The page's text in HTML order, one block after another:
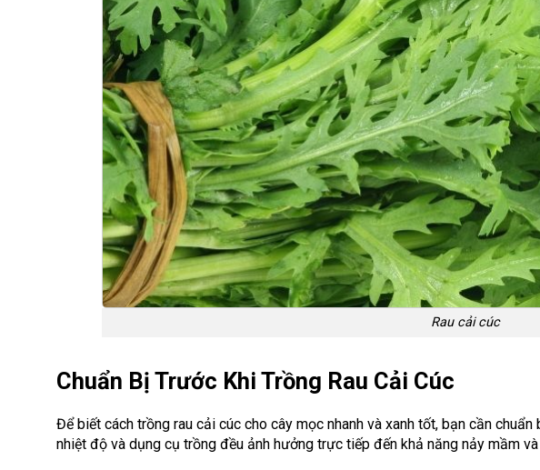
Rau cải cúc
Chuẩn Bị Trước Khi Trồng Rau Cải Cúc
Để biết cách trồng rau cải cúc cho cây mọc nhanh và xanh tốt, bạn cần
nhiệt độ và dụng cụ trồng đều ảnh hưởng trực tiếp đến khả năng nảy mầm và